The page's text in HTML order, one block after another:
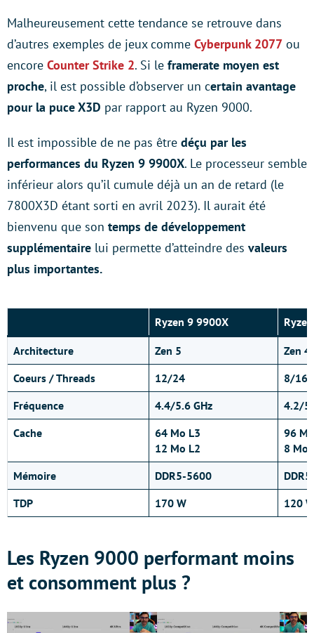
Malheureusement cette tendance se retrouve dans
d’autres exemples de jeux comme Cyberpunk 2077 ou
encore Counter Strike 2. Si le framerate moyen est
proche, il est possible d’observer un certain avantage
pour la puce X3D par rapport au Ryzen 9000.
Il est impossible de ne pas être déçu par les
performances du Ryzen 9 9900X. Le processeur semble
inférieur alors qu’il cumule déjà un an de retard (le
7800X3D étant sorti en avril 2023). Il aurait été
bienvenu que son temps de développement
supplémentaire lui permette d’atteindre des valeurs
plus importantes.
Ryzen 9 9900X
Architecture Zen 5
Zen 4
Coeurs / Threads
12/24
8/16
Fréquence
4.4/5.6 GHz
4.2/
Cache
64 Mo L3
12 Mo L2
96
8 Mo
Mémoire
DDR5-5600
TDP
170 W 120
Les Ryzen 9000 performant moins
et consomment plus ?